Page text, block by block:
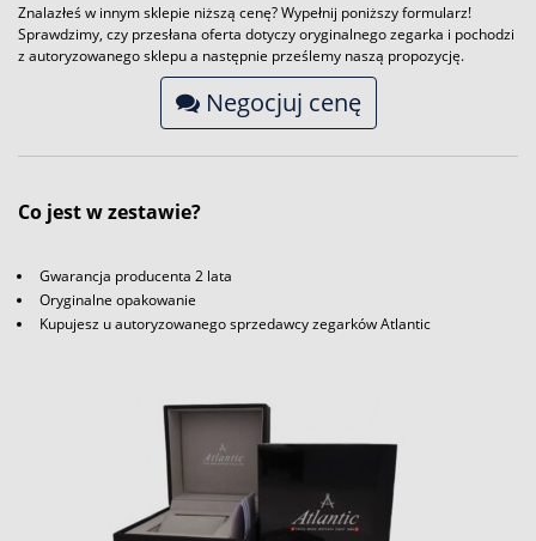
Znalazłeś w innym sklepie niższą cenę? Wypełnij poniższy formularz!
Sprawdzimy, czy przesłana oferta dotyczy oryginalnego zegarka i pochodzi
z autoryzowanego sklepu a następnie prześlemy naszą propozycję.
Negocjuj cenę
Co jest w zestawie?
Gwarancja producenta 2 lata
Oryginalne opakowanie
Kupujesz u autoryzowanego sprzedawcy zegarków Atlantic